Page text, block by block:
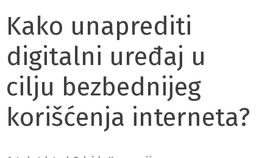
Kako unaprediti
digitalni uređaj u
cilju bezbednijeg
korišćenja interneta?